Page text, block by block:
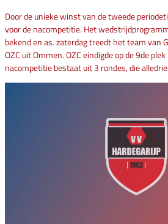
Door de unieke winst van de tweede
voor de nacompetitie. Het
bekend en as. zaterdag treedt het team van
OZC uit Ommen. OZC eindigde op de 9de
nacompetitie bestaat uit 3 rondes, die